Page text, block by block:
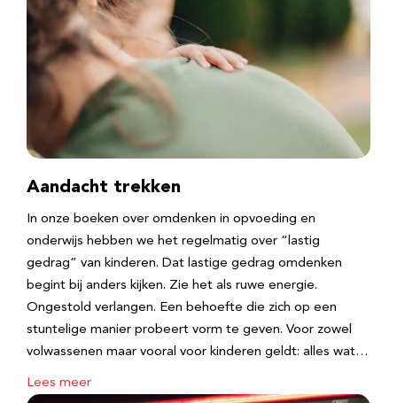
Aandacht trekken
In onze boeken over omdenken in opvoeding en
onderwijs hebben we het regelmatig over “lastig
gedrag” van kinderen. Dat lastige gedrag omdenken
begint bij anders kijken. Zie het als ruwe energie.
Ongestold verlangen. Een behoefte die zich op een
stuntelige manier probeert vorm te geven. Voor zowel
volwassenen maar vooral voor kinderen geldt: alles wat…
Lees meer